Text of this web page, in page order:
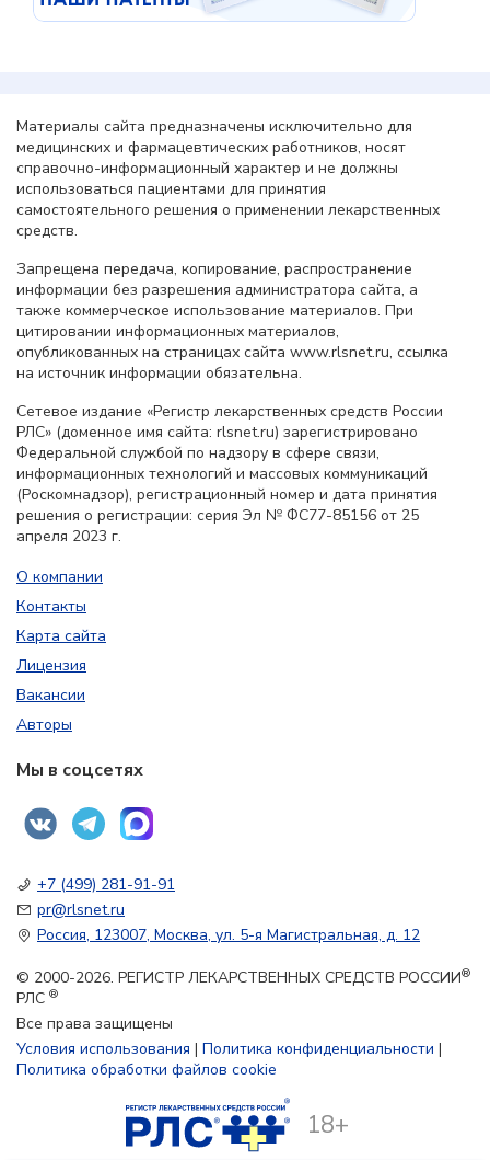
Материалы сайта предназначены исключительно для
медицинских и фармацевтических работников, носят
справочно-информационный характер и не должны
использоваться пациентами для принятия
самостоятельного решения о применении лекарственных
средств.
Запрещена передача, копирование, распространение
информации без разрешения администратора сайта, а
также коммерческое использование материалов. При
цитировании информационных материалов,
опубликованных на страницах сайта www.rlsnet.ru, ссылка
на источник информации обязательна.
Сетевое издание «Регистр лекарственных средств России
РЛС» (доменное имя сайта: rlsnet.ru) зарегистрировано
Федеральной службой по надзору в сфере связи,
информационных технологий и массовых коммуникаций
(Роскомнадзор), регистрационный номер и дата принятия
решения о регистрации: серия Эл № ФС77-85156 от 25
апреля 2023 г.
О компании
Контакты
Карта сайта
Лицензия
Вакансии
Авторы
Мы в соцсетях
+7 (499) 281-91-91
pr@rlsnet.ru
Россия, 123007, Москва, ул. 5-я Магистральная, д. 12
© 2000-2026. РЕГИСТР ЛЕКАРСТВЕННЫХ СРЕДСТВ РОССИИ®
РЛС ®
Все права защищены
Условия использования | Политика конфиденциальности |
Политика обработки файлов cookie
18+